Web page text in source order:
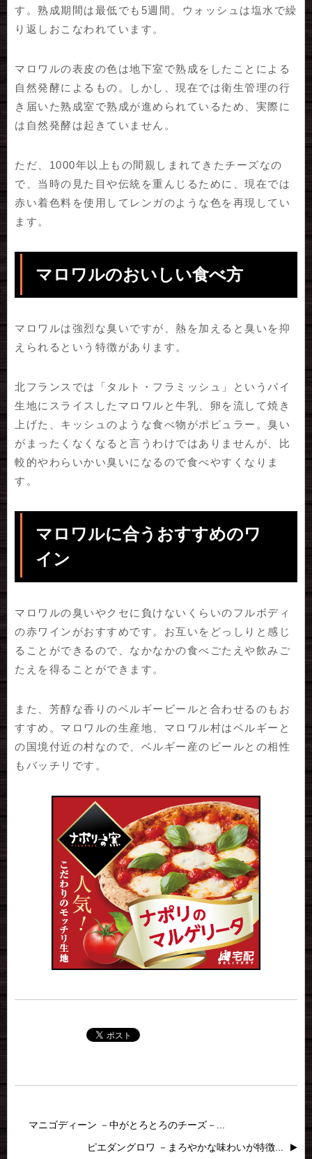
す。熟成期間は最低でも5週間。ウォッシュは塩水で繰
り返しおこなわれています。
マロワルの表皮の色は地下室で熟成をしたことによる
自然発酵によるもの。しかし、現在では衛生管理の行
き届いた熟成室で熟成が進められているため、実際に
は自然発酵は起きていません。
ただ、1000年以上もの間親しまれてきたチーズなの
で、当時の見た目や伝統を重んじるために、現在では
赤い着色料を使用してレンガのような色を再現してい
ます。
マロワルのおいしい食べ方
マロワルは強烈な臭いですが、熱を加えると臭いを抑
えられるという特徴があります。
北フランスでは「タルト・フラミッシュ」というパイ
生地にスライスしたマロワルと牛乳、卵を流して焼き
上げた、キッシュのような食べ物がポピュラー。臭い
がまったくなくなると言うわけではありませんが、比
較的やわらいかい臭いになるので食べやすくなりま
す。
マロワルに合うおすすめのワ
イン
マロワルの臭いやクセに負けないくらいのフルボディ
の赤ワインがおすすめです。お互いをどっしりと感じ
ることができるので、なかなかの食べごたえや飲みご
たえを得ることができます。
また、芳醇な香りのベルギービールと合わせるのもお
すすめ。マロワルの生産地、マロワル村はベルギーと
の国境付近の村なので、ベルギー産のビールとの相性
もバッチリです。
マニゴディーン －中がとろとろのチーズ－...
ピエダングロワ －まろやかな味わいが特徴...